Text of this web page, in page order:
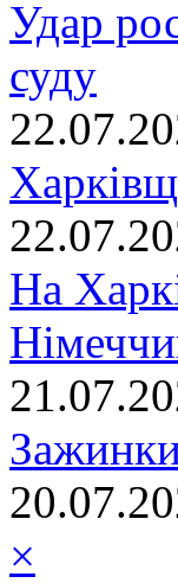
Удар
суду
На
×